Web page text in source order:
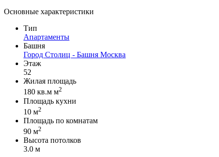
Основные характеристики
Тип
Апартаменты
Башня
Город Столиц - Башня Москва
Этаж
52
Жилая площадь
180 кв.м м2
Площадь кухни
10 м2
Площадь по комнатам
90 м2
Высота потолков
3.0 м